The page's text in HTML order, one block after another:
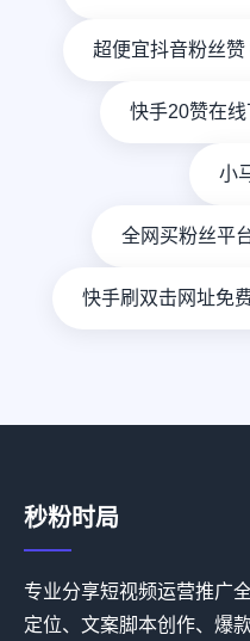
超便宜抖音粉丝
快手20赞在
小
全网买粉丝平
快手刷双击网址免
秒粉时局
专业分享短视频运营推广
定位、文案脚本创作、爆